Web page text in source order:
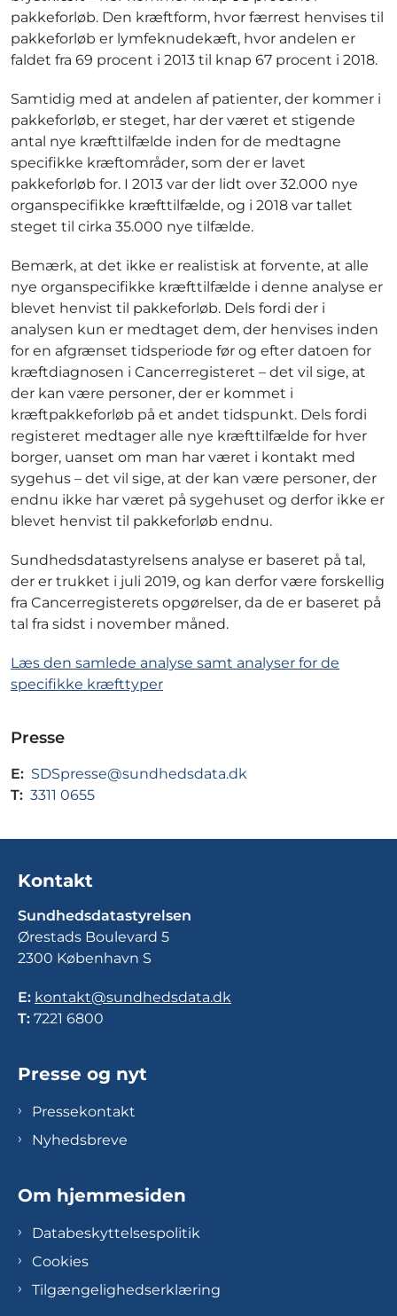
pakkeforløb. Den kræftform, hvor færrest henvises til
pakkeforløb er lymfeknudekæft, hvor andelen er
faldet fra 69 procent i 2013 til knap 67 procent i 2018.
Samtidig med at andelen af patienter, der kommer i
pakkeforløb, er steget, har der været et stigende
antal nye kræfttilfælde inden for de medtagne
specifikke kræftområder, som der er lavet
pakkeforløb for. I 2013 var der lidt over 32.000 nye
organspecifikke kræfttilfælde, og i 2018 var tallet
steget til cirka 35.000 nye tilfælde.
Bemærk, at det ikke er realistisk at forvente, at alle
nye organspecifikke kræfttilfælde i denne analyse er
blevet henvist til pakkeforløb. Dels fordi der i
analysen kun er medtaget dem, der henvises inden
for en afgrænset tidsperiode før og efter datoen for
kræftdiagnosen i Cancerregisteret – det vil sige, at
der kan være personer, der er kommet i
kræftpakkeforløb på et andet tidspunkt. Dels fordi
registeret medtager alle nye kræfttilfælde for hver
borger, uanset om man har været i kontakt med
sygehus – det vil sige, at der kan være personer, der
endnu ikke har været på sygehuset og derfor ikke er
blevet henvist til pakkeforløb endnu.
Sundhedsdatastyrelsens analyse er baseret på tal,
der er trukket i juli 2019, og kan derfor være forskellig
fra Cancerregisterets opgørelser, da de er baseret på
tal fra sidst i november måned.
Læs den samlede analyse samt analyser for de
specifikke kræfttyper
Presse
E: SDSpresse@sundhedsdata.dk
T: 3311 0655
Kontakt
Sundhedsdatastyrelsen
Ørestads Boulevard 5
2300 København S
E: kontakt@sundhedsdata.dk
T: 7221 6800
Presse og nyt
Pressekontakt
Nyhedsbreve
Om hjemmesiden
Databeskyttelsespolitik
Cookies
Tilgængelighedserklæring